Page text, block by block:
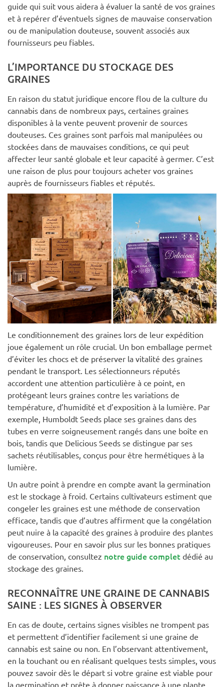
guide qui suit vous aidera à évaluer la santé de vos graines
et à repérer d’éventuels signes de mauvaise conservation
ou de manipulation douteuse, souvent associés aux
fournisseurs peu fiables.
L’IMPORTANCE DU STOCKAGE DES
GRAINES
En raison du statut juridique encore flou de la culture du
cannabis dans de nombreux pays, certaines graines
disponibles à la vente peuvent provenir de sources
douteuses. Ces graines sont parfois mal manipulées ou
stockées dans de mauvaises conditions, ce qui peut
affecter leur santé globale et leur capacité à germer. C’est
une raison de plus pour toujours acheter vos graines
auprès de fournisseurs fiables et réputés.
Le conditionnement des graines lors de leur expédition
joue également un rôle crucial. Un bon emballage permet
d’éviter les chocs et de préserver la vitalité des graines
pendant le transport. Les sélectionneurs réputés
accordent une attention particulière à ce point, en
protégeant leurs graines contre les variations de
température, d’humidité et d’exposition à la lumière. Par
exemple, Humboldt Seeds place ses graines dans des
tubes en verre soigneusement rangés dans une boîte en
bois, tandis que Delicious Seeds se distingue par ses
sachets réutilisables, conçus pour être hermétiques à la
lumière.
Un autre point à prendre en compte avant la germination
est le stockage à froid. Certains cultivateurs estiment que
congeler les graines est une méthode de conservation
efficace, tandis que d’autres affirment que la congélation
peut nuire à la capacité des graines à produire des plantes
vigoureuses. Pour en savoir plus sur les bonnes pratiques
de conservation, consultez notre guide complet dédié au
stockage des graines.
RECONNAÎTRE UNE GRAINE DE CANNABIS
SAINE : LES SIGNES À OBSERVER
En cas de doute, certains signes visibles ne trompent pas
et permettent d’identifier facilement si une graine de
cannabis est saine ou non. En l’observant attentivement,
en la touchant ou en réalisant quelques tests simples, vous
pouvez savoir dès le départ si votre graine est viable pour
la germination et prête à donner naissance à une plante